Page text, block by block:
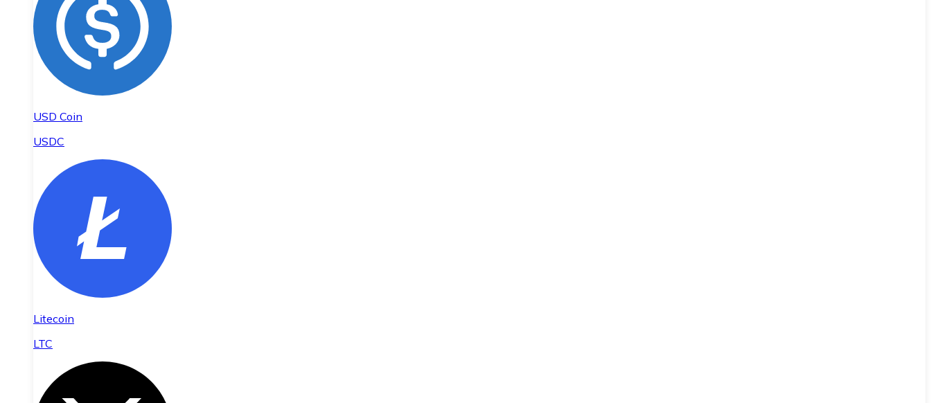
USD Coin
USDC
Litecoin
LTC